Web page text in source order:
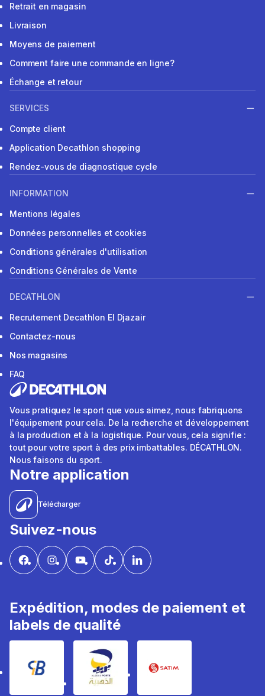
Retrait en magasin
Livraison
Moyens de paiement
Comment faire une commande en ligne?
Échange et retour
SERVICES
Compte client
Application Decathlon shopping
Rendez-vous de diagnostique cycle
INFORMATION
Mentions légales
Données personnelles et cookies
Conditions générales d'utilisation
Conditions Générales de Vente
DECATHLON
Recrutement Decathlon El Djazair
Contactez-nous
Nos magasins
FAQ
Vous pratiquez le sport que vous aimez, nous fabriquons
l'équipement pour cela. De la recherche et développement
à la production et à la logistique. Pour vous, cela signifie :
tout pour votre sport à des prix imbattables. DÉCATHLON.
Nous faisons du sport.
Notre application
Télécharger
Suivez-nous
Expédition, modes de paiement et
labels de qualité